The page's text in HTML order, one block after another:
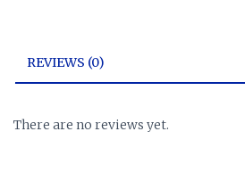
REVIEWS (0)
There are no reviews yet.